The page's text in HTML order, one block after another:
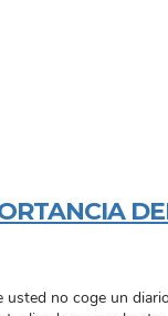
no coge un